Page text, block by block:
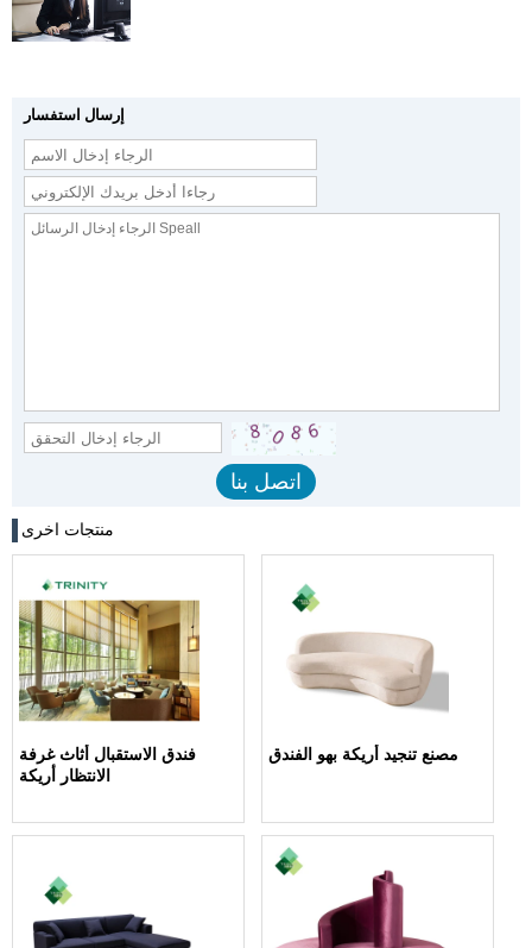
إرسال استفسار
منتجات اخرى
فندق الاستقبال أثاث غرفة
الانتظار أريكة
مصنع تنجيد أريكة بهو الفندق